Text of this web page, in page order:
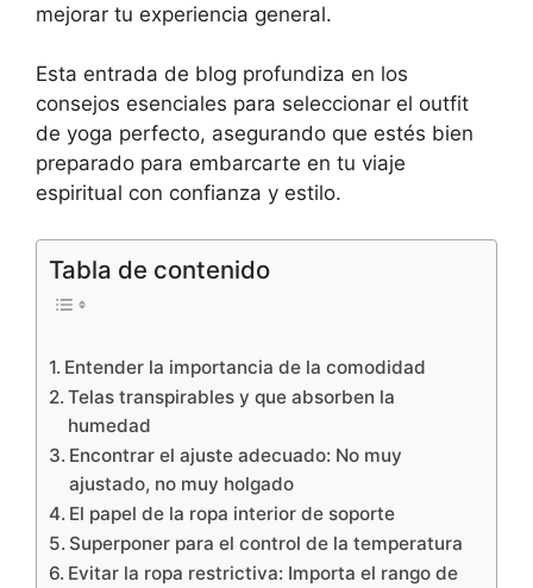
mejorar tu experiencia general.
Esta entrada de blog profundiza en los
consejos esenciales para seleccionar el outfit
de yoga perfecto, asegurando que estés bien
preparado para embarcarte en tu viaje
espiritual con confianza y estilo.
Tabla de contenido
Entender la importancia de la comodidad
Telas transpirables y que absorben la
humedad
Encontrar el ajuste adecuado: No muy
ajustado, no muy holgado
El papel de la ropa interior de soporte
Superponer para el control de la temperatura
Evitar la ropa restrictiva: Importa el rango de